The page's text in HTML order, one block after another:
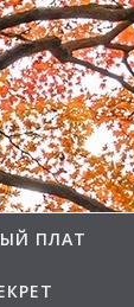
ПЛАТ